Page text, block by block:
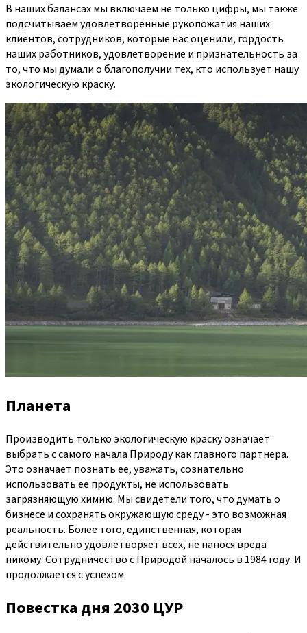
В наших балансах мы включаем не только цифры, мы также
подсчитываем удовлетворенные рукопожатия наших
клиентов, сотрудников, которые нас оценили, гордость
наших работников, удовлетворение и признательность за
то, что мы думали о благополучии тех, кто использует нашу
экологическую краску.
Планета
Производить только экологическую краску означает
выбрать с самого начала Природу как главного партнера.
Это означает познать ее, уважать, сознательно
использовать ее продукты, не использовать
загрязняющую химию. Мы свидетели того, что думать о
бизнесе и сохранять окружающую среду - это возможная
реальность. Более того, единственная, которая
действительно удовлетворяет всех, не нанося вреда
никому. Сотрудничество с Природой началось в 1984 году. И
продолжается с успехом.
Повестка дня 2030 ЦУР